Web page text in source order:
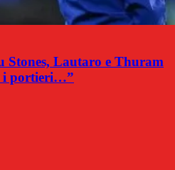
Stones, Lautaro e Thuram
i portieri…”